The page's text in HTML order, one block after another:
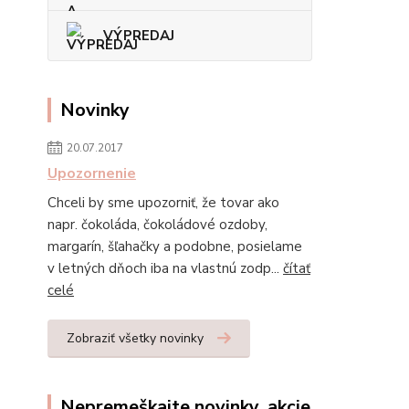
VÝPREDAJ
Novinky
20.07.2017
Upozornenie
Chceli by sme upozorniť, že tovar ako
napr. čokoláda, čokoládové ozdoby,
margarín, šľahačky a podobne, posielame
v letných dňoch iba na vlastnú zodp... čítať
celé
Zobraziť všetky novinky